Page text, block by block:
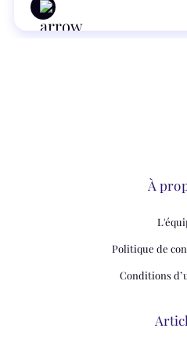
À
Politique de
Conditions